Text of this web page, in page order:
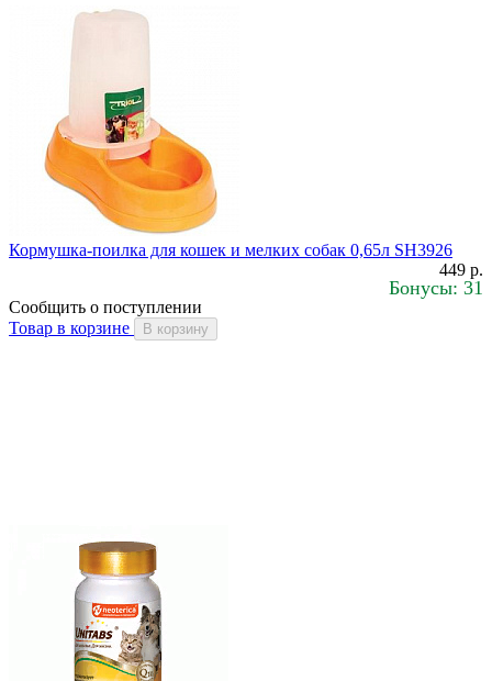
Кормушка-поилка для кошек и мелких собак 0,65л SH3926
449 р.
Бонусы: 31
Сообщить о поступлении
Товар в корзине
В корзину